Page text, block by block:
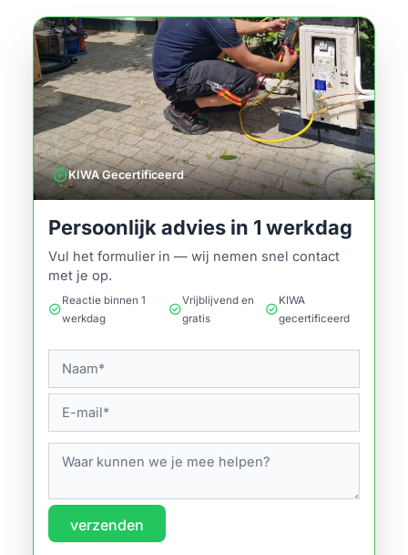
verifiedKIWA Gecertificeerd
Persoonlijk advies in 1 werkdag
Vul het formulier in — wij nemen snel contact
met je op.
check_circle
Reactie binnen 1
werkdag
check_circle
Vrijblijvend en
gratis
check_circle
KIWA
gecertificeerd
verzenden